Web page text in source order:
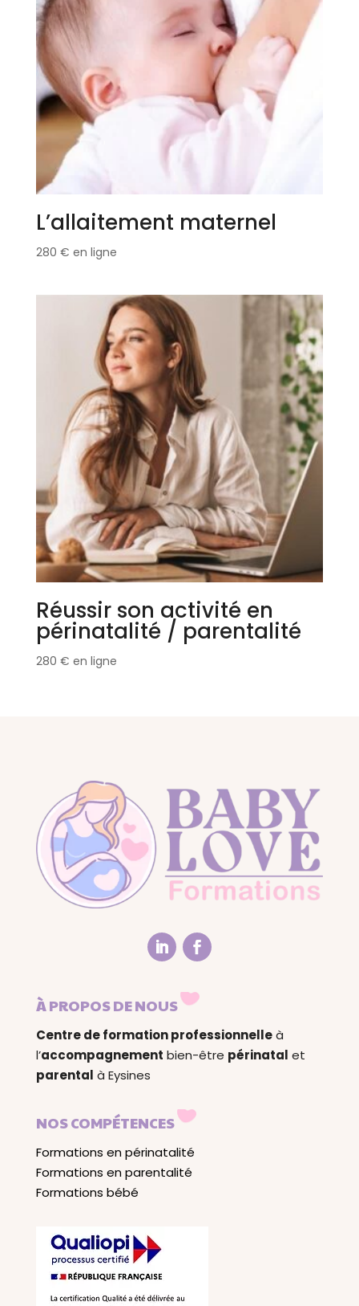
L’allaitement maternel
280 € en ligne
Réussir son activité en
périnatalité / parentalité
280 € en ligne
À PROPOS DE NOUS
Centre de formation professionnelleà
l’accompagnement bien-être périnatal et
parental à Eysines
NOS COMPÉTENCES
Formations en périnatalité
Formations en parentalité
Formations bébé